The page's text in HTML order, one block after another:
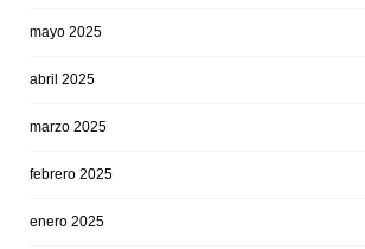
mayo 2025
abril 2025
marzo 2025
febrero 2025
enero 2025